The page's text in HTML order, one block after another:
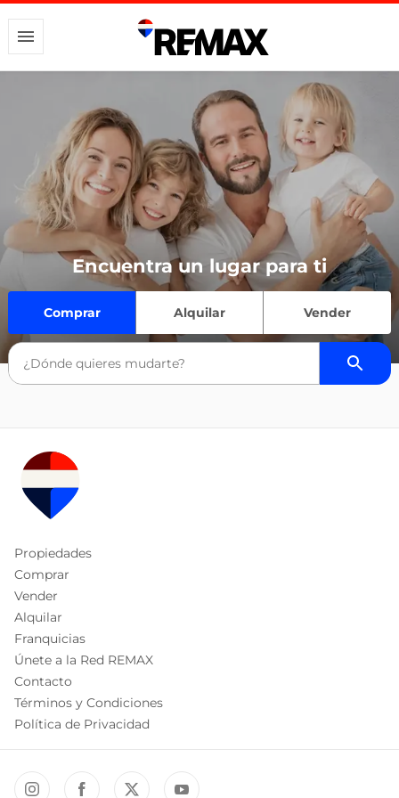
Encuentra un lugar para ti
Comprar Alquilar Vender
Propiedades
Comprar
Vender
Alquilar
Franquicias
Únete a la Red REMAX
Contacto
Términos y Condiciones
Política de Privacidad